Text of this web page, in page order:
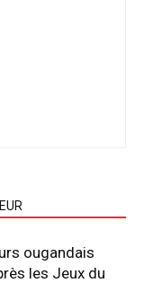
ougandais
les Jeux du